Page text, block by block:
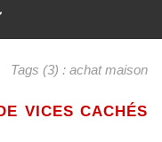
Tags (3) : achat maison
VICES CACHÉS